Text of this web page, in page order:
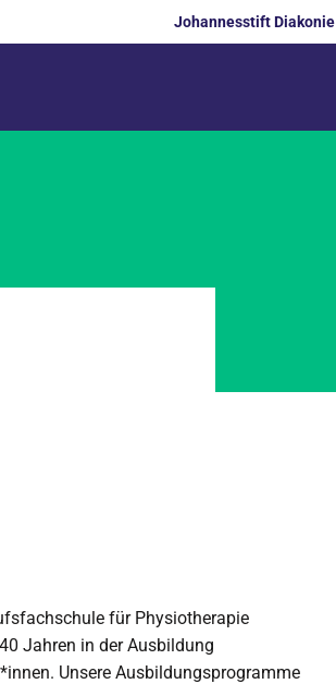
Johannesstift Diakonie
für Physiotherapie
Jahren in der Ausbildung
Unsere Ausbildungsprogramme